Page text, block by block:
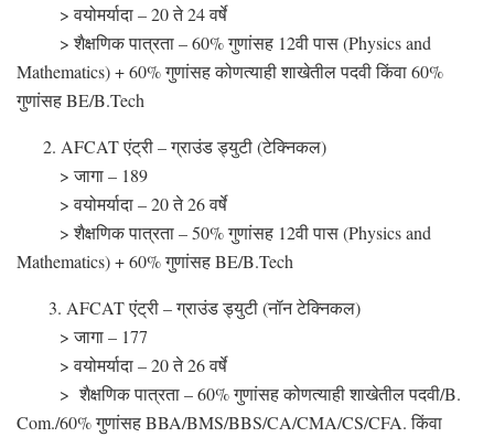
> वयोमर्यादा – 20 ते 24 वर्षे
> शैक्षणिक पात्रता – 60% गुणांसह 12वी पास (Physics and
Mathematics) + 60% गुणांसह कोणत्याही शाखेतील पदवी किंवा 60%
गुणांसह BE/B.Tech
2. AFCAT एंट्री – ग्राउंड ड्युटी (टेक्निकल)
> जागा – 189
> वयोमर्यादा – 20 ते 26 वर्षे
> शैक्षणिक पात्रता – 50% गुणांसह 12वी पास (Physics and
Mathematics) + 60% गुणांसह BE/B.Tech
3. AFCAT एंट्री – ग्राउंड ड्युटी (नॉन टेक्निकल)
> जागा – 177
> वयोमर्यादा – 20 ते 26 वर्षे
> शैक्षणिक पात्रता – 60% गुणांसह कोणत्याही शाखेतील पदवी/B.
Com./60% गुणांसह BBA/BMS/BBS/CA/CMA/CS/CFA. किंवा